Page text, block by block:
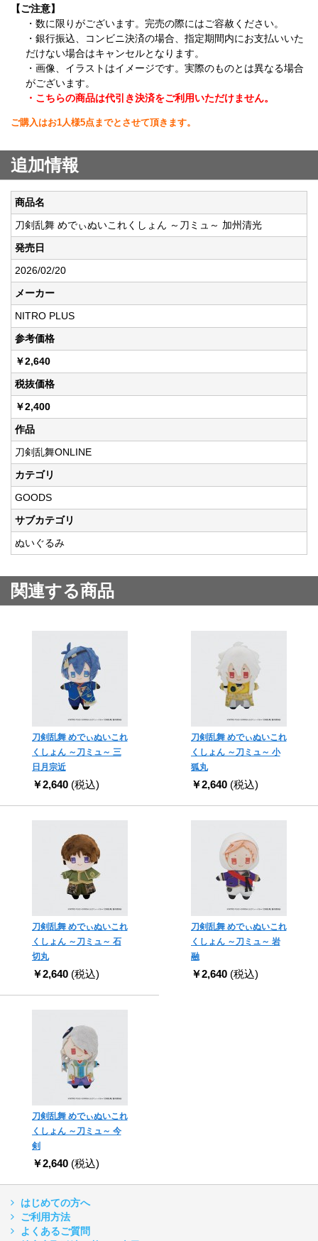
【ご注意】
・数に限りがございます。完売の際にはご容赦ください。
・銀行振込、コンビニ決済の場合、指定期間内にお支払いいた
だけない場合はキャンセルとなります。
・画像、イラストはイメージです。実際のものとは異なる場合
がございます。
・こちらの商品は代引き決済をご利用いただけません。
ご購入はお1人様5点までとさせて頂きます。
追加情報
商品名
刀剣乱舞 めでぃぬいこれくしょん ～刀ミュ～ 加州清光
発売日
2026/02/20
メーカー
NITRO PLUS
参考価格
￥2,640
税抜価格
￥2,400
作品
刀剣乱舞ONLINE
カテゴリ
GOODS
サブカテゴリ
ぬいぐるみ
関連する商品
刀剣乱舞 めでぃぬいこれ
くしょん ～刀ミュ～ 三
日月宗近
￥2,640 (税込)
刀剣乱舞 めでぃぬいこれ
くしょん ～刀ミュ～ 小
狐丸
￥2,640 (税込)
刀剣乱舞 めでぃぬいこれ
くしょん ～刀ミュ～ 石
切丸
￥2,640 (税込)
刀剣乱舞 めでぃぬいこれ
くしょん ～刀ミュ～ 岩
融
￥2,640 (税込)
刀剣乱舞 めでぃぬいこれ
くしょん ～刀ミュ～ 今
剣
￥2,640 (税込)
はじめての方へ
ご利用方法
よくあるご質問